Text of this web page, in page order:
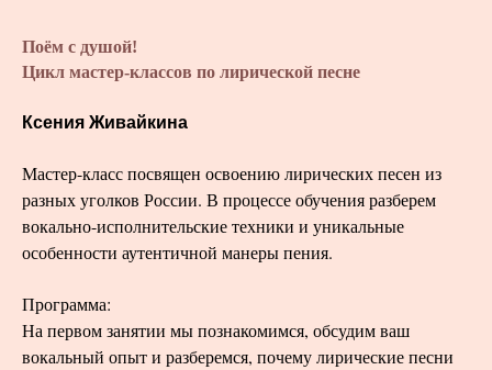
Поём с душой!
Цикл мастер-классов по лирической песне
Ксения Живайкина
Мастер-класс посвящен освоению лирических песен из
разных уголков России. В процессе обучения разберем
вокально-исполнительские техники и уникальные
особенности аутентичной манеры пения.
Программа:
На первом занятии мы познакомимся, обсудим ваш
вокальный опыт и разберемся, почему лирические песни